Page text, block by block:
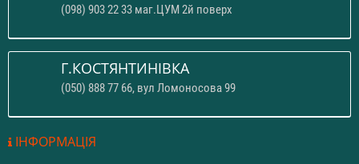
(098) 903 22 33 маг.ЦУМ 2й поверх
Г.КОСТЯНТИНІВКА
(050) 888 77 66, вул Ломоносова 99
ІНФОРМАЦІЯ